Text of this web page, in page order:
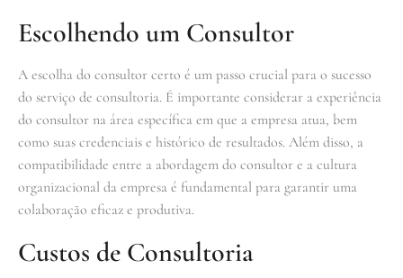
Escolhendo um Consultor
A escolha do consultor certo é um passo crucial para o sucesso
do serviço de consultoria. É importante considerar a experiência
do consultor na área específica em que a empresa atua, bem
como suas credenciais e histórico de resultados. Além disso, a
compatibilidade entre a abordagem do consultor e a cultura
organizacional da empresa é fundamental para garantir uma
colaboração eficaz e produtiva.
Custos de Consultoria